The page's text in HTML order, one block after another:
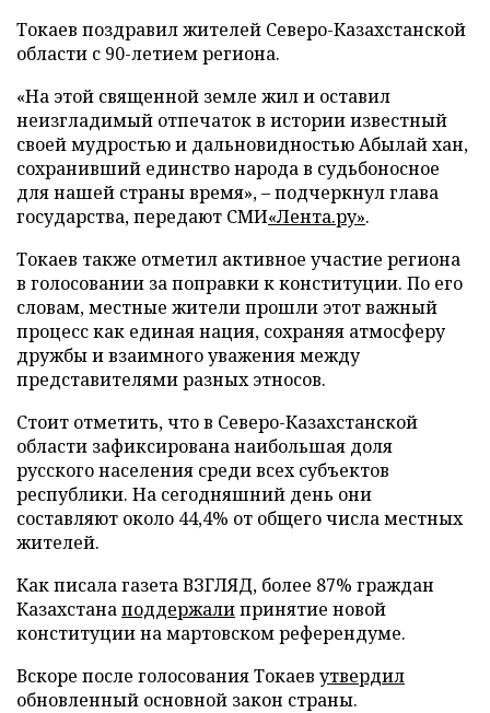
Токаев поздравил жителей Северо-Казахстанской
области с 90-летием региона.
«На этой священной земле жил и оставил
неизгладимый отпечаток в истории известный
своей мудростью и дальновидностью Абылай хан,
сохранивший единство народа в судьбоносное
для нашей страны время», – подчеркнул глава
государства, передают СМИ«Лента.ру».
Токаев также отметил активное участие региона
в голосовании за поправки к конституции. По его
словам, местные жители прошли этот важный
процесс как единая нация, сохраняя атмосферу
дружбы и взаимного уважения между
представителями разных этносов.
Стоит отметить, что в Северо-Казахстанской
области зафиксирована наибольшая доля
русского населения среди всех субъектов
республики. На сегодняшний день они
составляют около 44,4% от общего числа местных
жителей.
Как писала газета ВЗГЛЯД, более 87% граждан
Казахстанаподдержалипринятие новой
конституции на мартовском референдуме.
Вскоре после голосования Токаев утвердил
обновленный основной закон страны.